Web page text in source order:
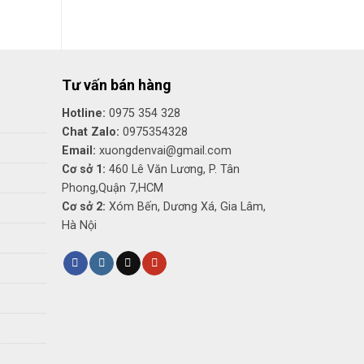
Tư vấn bán hàng
Hotline: 0975 354 328
Chat Zalo: 0975354328
Email: xuongdenvai@gmail.com
Cơ sở 1: 460 Lê Văn Lương, P. Tân
Phong,Quận 7,HCM
Cơ sở 2: Xóm Bến, Dương Xá, Gia Lâm,
Hà Nội